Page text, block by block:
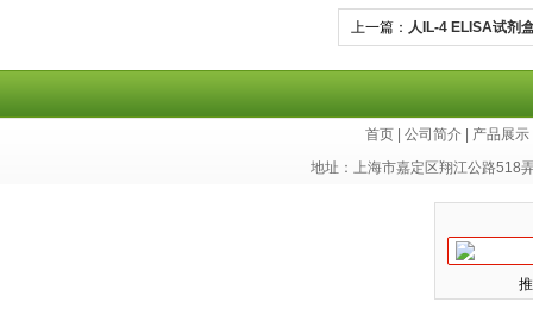
上一篇： 人IL-4 ELISA试剂
首页 公司简介 产品展示
地址：上海市嘉定区翔江公路518